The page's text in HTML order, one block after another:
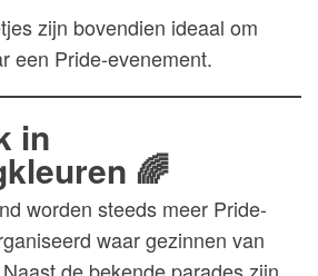
zijn bovendien ideaal om
een Pride-evenement.
in
🌈
worden steeds meer Pride-
waar gezinnen van
de bekende parades zijn